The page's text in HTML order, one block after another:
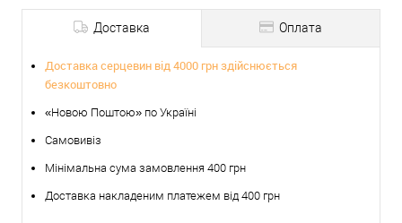
Доставка Оплата
Доставка серцевин від 4000 грн здійснюється
безкоштовно
«Новою Поштою» по Україні
Самовивіз
Мінімальна сума замовлення 400 грн
Доставка накладеним платежем від 400 грн